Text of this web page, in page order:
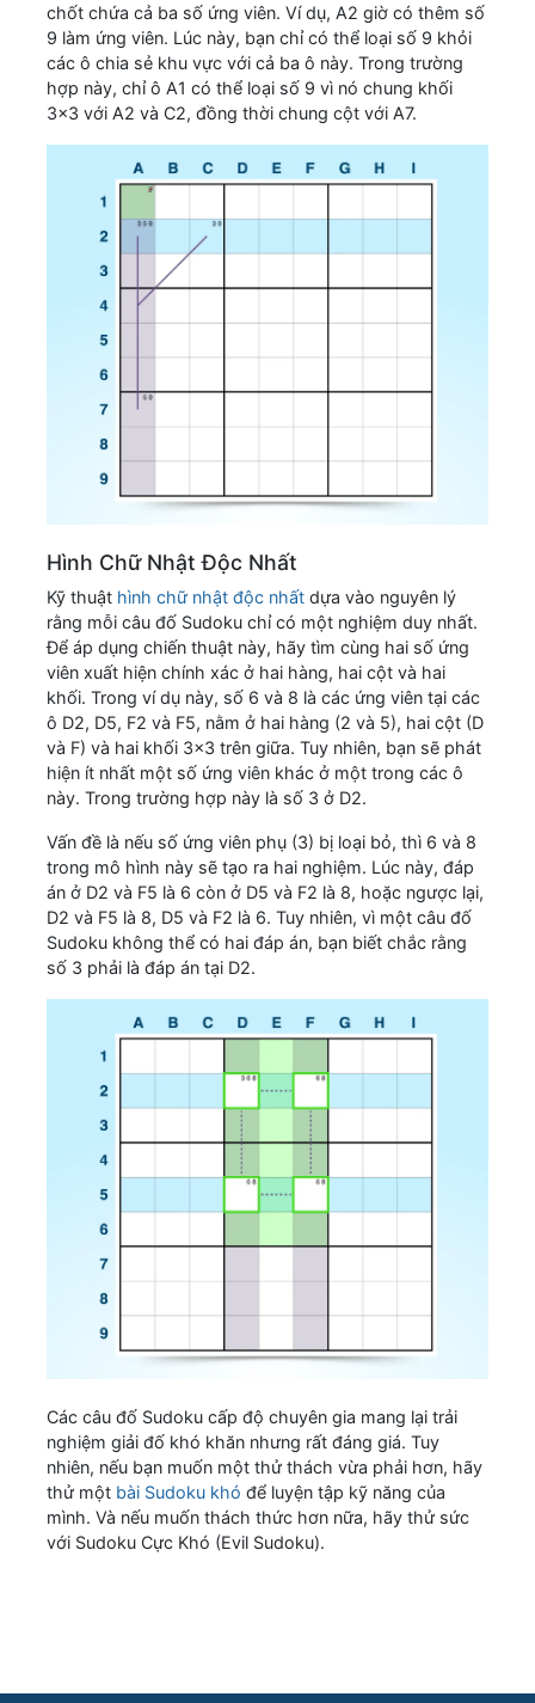
chốt chứa cả ba số ứng viên. Ví dụ, A2 giờ có thêm số
9 làm ứng viên. Lúc này, bạn chỉ có thể loại số 9 khỏi
các ô chia sẻ khu vực với cả ba ô này. Trong trường
hợp này, chỉ ô A1 có thể loại số 9 vì nó chung khối
3x3 với A2 và C2, đồng thời chung cột với A7.
Hình Chữ Nhật Độc Nhất
Kỹ thuật hình chữ nhật độc nhất dựa vào nguyên lý
rằng mỗi câu đố Sudoku chỉ có một nghiệm duy nhất.
Để áp dụng chiến thuật này, hãy tìm cùng hai số ứng
viên xuất hiện chính xác ở hai hàng, hai cột và hai
khối. Trong ví dụ này, số 6 và 8 là các ứng viên tại các
ô D2, D5, F2 và F5, nằm ở hai hàng (2 và 5), hai cột (D
và F) và hai khối 3x3 trên giữa. Tuy nhiên, bạn sẽ phát
hiện ít nhất một số ứng viên khác ở một trong các ô
này. Trong trường hợp này là số 3 ở D2.
Vấn đề là nếu số ứng viên phụ (3) bị loại bỏ, thì 6 và 8
trong mô hình này sẽ tạo ra hai nghiệm. Lúc này, đáp
án ở D2 và F5 là 6 còn ở D5 và F2 là 8, hoặc ngược lại,
D2 và F5 là 8, D5 và F2 là 6. Tuy nhiên, vì một câu đố
Sudoku không thể có hai đáp án, bạn biết chắc rằng
số 3 phải là đáp án tại D2.
Các câu đố Sudoku cấp độ chuyên gia mang lại trải
nghiệm giải đố khó khăn nhưng rất đáng giá. Tuy
nhiên, nếu bạn muốn một thử thách vừa phải hơn, hãy
thử một bài Sudoku khó để luyện tập kỹ năng của
mình. Và nếu muốn thách thức hơn nữa, hãy thử sức
với Sudoku Cực Khó (Evil Sudoku).